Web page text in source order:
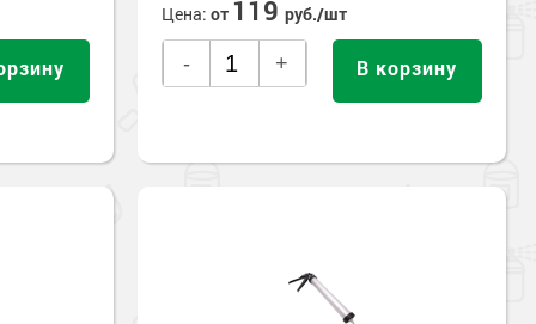
Цена: от 119 руб./шт
- + В корзину